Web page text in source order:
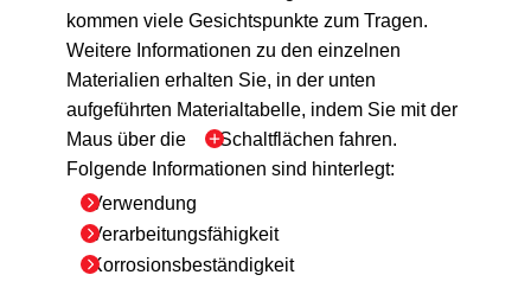
kommen viele Gesichtspunkte zum Tragen.
Weitere Informationen zu den einzelnen
Materialien erhalten Sie, in der unten
aufgeführten Materialtabelle, indem Sie mit der
Maus über die
Schaltflächen fahren.
Folgende Informationen sind hinterlegt:
Verwendung
Verarbeitungsfähigkeit
Korrosionsbeständigkeit